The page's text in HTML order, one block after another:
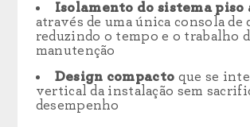
Isolamento do sistema piso
através de uma única consola
reduzindo o tempo e o trabalho
manutenção
Design compacto que se
vertical da instalação sem
desempenho